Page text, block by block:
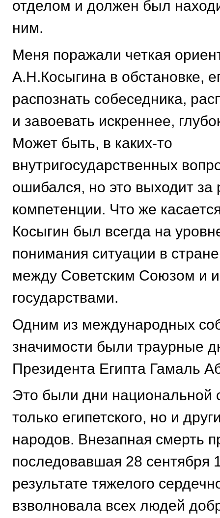
отделом и должен был
ним.
Меня поражали четкая
А.Н.Косыгина в обстановке,
распознать собеседника,
и завоевать искреннее,
Может быть, в каких-то
внутригосударственных
ошибался, но это выходит за
компетенции. Что же
Косыгин был всегда на
понимания ситуации в
между Советским Союзом и
государствами.
Одним из международных
значимости были траурные
Президента Египта Гамаль
Это были дни национальной
только египетского, но и
народов. Внезапная смерть
последовавшая 28 сентября
результате тяжелого
взволновала всех людей